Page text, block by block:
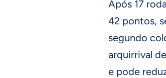
Após 17
42 pontos,
segundo
arquirrival
e pode